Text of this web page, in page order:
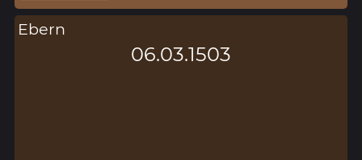
Ebern
06.03.1503